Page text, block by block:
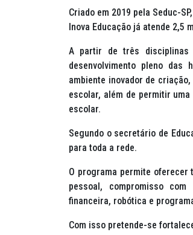
Criado em 2019 pela Seduc-
Inova Educação já atende 2,5
A partir de três disciplinas
desenvolvimento pleno das
ambiente inovador de
escolar, além de permitir
escolar.
Segundo o secretário de
para toda a rede.
O programa permite oferecer
pessoal, compromisso
financeira, robótica e
Com isso pretende-se